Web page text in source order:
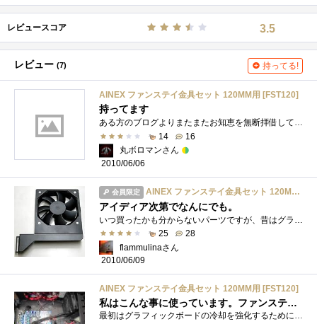
レビュースコア 3.5
レビュー (7) 持ってる!
AINEX ファンステイ金具セット 120MM用 [FST120]
持ってます
ある方のブログよりまたまたお知恵を無断拝借してしまいました（汗）HAF932のHDDのケース内側にファンを設置しフロントファンからの空気の流れ�...
14
16
丸ボロマンさん
2010/06/06
会員限定 AINEX ファンステイ金具セット 120MM用 [FST120]
アイディア次第でなんにでも。
25
28
flammulinaさん
2010/06/09
AINEX ファンステイ金具セット 120MM用 [FST120]
私はこんな事に使っています。ファンステイ金具セット。
最初はグラフィックボードの冷却を強化するために購入したのですが、グラボのZalmanファンと干渉してしまい、使えなくて放置していましたが、CW...